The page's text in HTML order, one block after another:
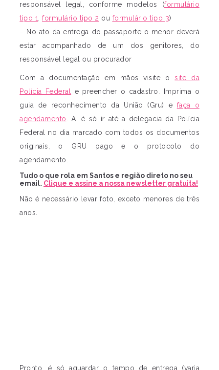
responsável legal, conforme modelos (formulário
tipo 1, formulário tipo 2 ou formulário tipo 3)
– No ato da entrega do passaporte o menor deverá
estar acompanhado de um dos genitores, do
responsável legal ou procurador
Com a documentação em mãos visite osite da
Polícia Federal e preencher o cadastro. Imprima o
guia de reconhecimento da União (Gru) e faça o
agendamento. Ai é só ir até a delegacia da Polícia
Federal no dia marcado com todos os documentos
originais, o GRU pago e o protocolo do
agendamento.
Tudo o que rola em Santos e região direto no seu
email. Clique e assine a nossa newsletter gratuita!
Não é necessário levar foto, exceto menores de três
anos.
Pronto, é só aguardar o tempo de entrega (varia